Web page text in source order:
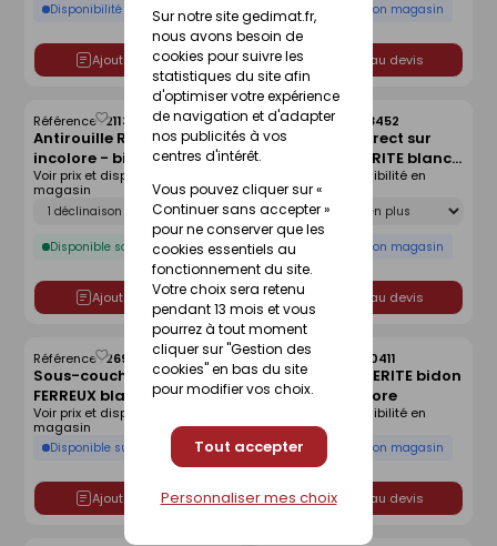
Sur notre site gedimat.fr,
nous avons besoin de
cookies pour suivre les
statistiques du site afin
d'optimiser votre expérience
de navigation et d'adapter
nos publicités à vos
centres d'intérêt.
Vous pouvez cliquer sur «
Continuer sans accepter »
pour ne conserver que les
cookies essentiels au
fonctionnement du site.
Votre choix sera retenu
pendant 13 mois et vous
pourrez à tout moment
cliquer sur "Gestion des
cookies" en bas du site
pour modifier vos choix.
Tout accepter
Personnaliser mes choix
Disponibilité selon magasin
Ajouter au devis
Disponibilité selon magasin
Ajouter au devis
Antirouille RUSTOL
incolore - bidon de 1l
Référence :21130793
Déclinaison
Disponible sous 10 jours
Voir prix et disponibilité en
magasin
Ajouter au devis
Enregistrer
comme
liste
Peinture fer direct sur
rouille HAMMERITE blanc
cassé brillant - 0.75 l
Référence : 26898452
Déclinaison
Disponibilité selon magasin
Voir prix et disponibilité en
magasin
Ajouter au devis
Enregistrer
comme
Sous-couche METAUX
FERREUX blanc - pot de
0,5l
Référence :26901121
Disponible sur commande
Voir prix et disponibilité en
magasin
Ajouter au devis
Enregistrer
comme
liste
Diluant HAMMERITE bidon
0,25 litre incolore
Référence : 24640411
Disponibilité selon magasin
Voir prix et disponibilité en
magasin
Ajouter au devis
Enregistrer
comme